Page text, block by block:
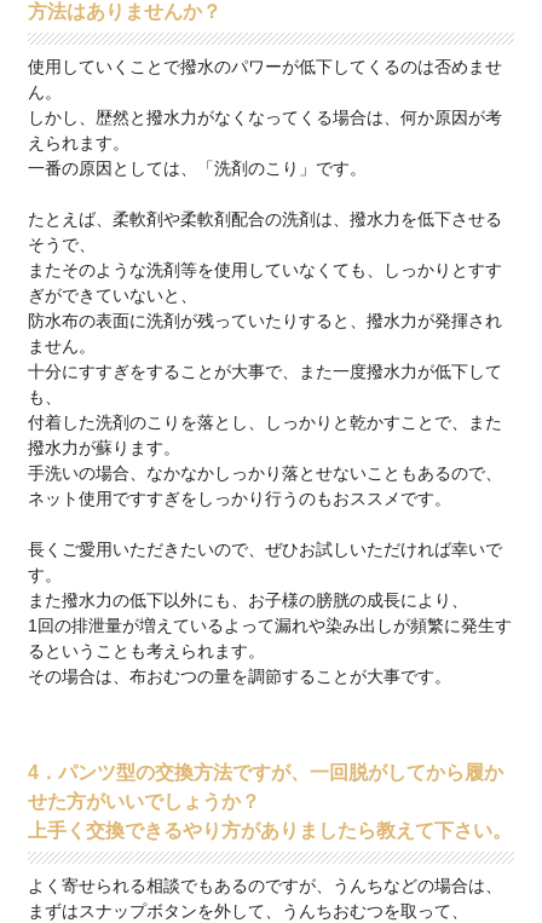
方法はありませんか？
使用していくことで撥水のパワーが低下してくるのは否めませ
ん。
しかし、歴然と撥水力がなくなってくる場合は、何か原因が考
えられます。
一番の原因としては、「洗剤のこり」です。
たとえば、柔軟剤や柔軟剤配合の洗剤は、撥水力を低下させる
そうで、
またそのような洗剤等を使用していなくても、しっかりとすす
ぎができていないと、
防水布の表面に洗剤が残っていたりすると、撥水力が発揮され
ません。
十分にすすぎをすることが大事で、また一度撥水力が低下して
も、
付着した洗剤のこりを落とし、しっかりと乾かすことで、また
撥水力が蘇ります。
手洗いの場合、なかなかしっかり落とせないこともあるので、
ネット使用ですすぎをしっかり行うのもおススメです。
長くご愛用いただきたいので、ぜひお試しいただければ幸いで
す。
また撥水力の低下以外にも、お子様の膀胱の成長により、
1回の排泄量が増えているよって漏れや染み出しが頻繁に発生す
るということも考えられます。
その場合は、布おむつの量を調節することが大事です。
4．パンツ型の交換方法ですが、一回脱がしてから履か
せた方がいいでしょうか？
上手く交換できるやり方がありましたら教えて下さい。
よく寄せられる相談でもあるのですが、うんちなどの場合は、
まずはスナップボタンを外して、うんちおむつを取って、